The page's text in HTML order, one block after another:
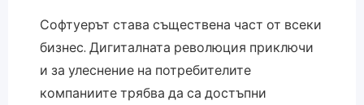
Софтуерът става съществена част от всеки
бизнес. Дигиталната революция приключи
и за улеснение на потребителите
компаниите трябва да са достъпни